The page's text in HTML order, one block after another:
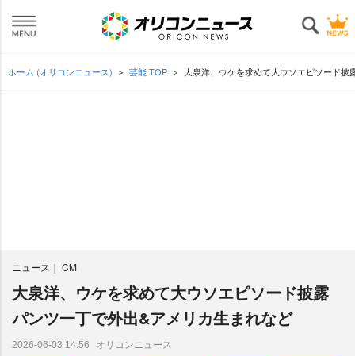
ホーム (オリコンニュース) 芸能 TOP 大泉洋、ウケを求めて大ウソエピソード
ニュース CM
大泉洋、ウケを求めて大ウソエピソード披露
パンツ一丁で外出&アメリカ生まれなど
2026-06-03 14:56 オリコンニュース